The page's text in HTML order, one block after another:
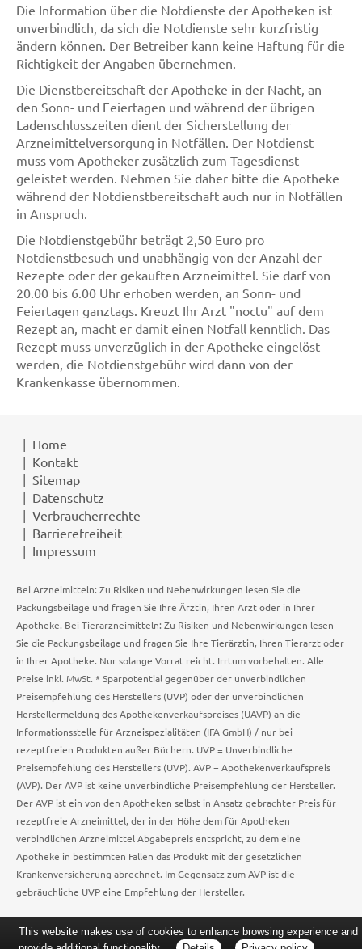
Die Information über die Notdienste der Apotheken ist
unverbindlich, da sich die Notdienste sehr kurzfristig
ändern können. Der Betreiber kann keine Haftung für die
Richtigkeit der Angaben übernehmen.
Die Dienstbereitschaft der Apotheke in der Nacht, an
den Sonn- und Feiertagen und während der übrigen
Ladenschlusszeiten dient der Sicherstellung der
Arzneimittelversorgung in Notfällen. Der Notdienst
muss vom Apotheker zusätzlich zum Tagesdienst
geleistet werden. Nehmen Sie daher bitte die Apotheke
während der Notdienstbereitschaft auch nur in Notfällen
in Anspruch.
Die Notdienstgebühr beträgt 2,50 Euro pro
Notdienstbesuch und unabhängig von der Anzahl der
Rezepte oder der gekauften Arzneimittel. Sie darf von
20.00 bis 6.00 Uhr erhoben werden, an Sonn- und
Feiertagen ganztags. Kreuzt Ihr Arzt "noctu" auf dem
Rezept an, macht er damit einen Notfall kenntlich. Das
Rezept muss unverzüglich in der Apotheke eingelöst
werden, die Notdienstgebühr wird dann von der
Krankenkasse übernommen.
Home
Kontakt
Sitemap
Datenschutz
Verbraucherrechte
Barrierefreiheit
Impressum
Bei Arzneimitteln: Zu Risiken und Nebenwirkungen lesen Sie die
Packungsbeilage und fragen Sie Ihre Ärztin, Ihren Arzt oder in Ihrer
Apotheke. Bei Tierarzneimitteln: Zu Risiken und Nebenwirkungen lesen
Sie die Packungsbeilage und fragen Sie Ihre Tierärztin, Ihren Tierarzt oder
in Ihrer Apotheke. Nur solange Vorrat reicht. Irrtum vorbehalten. Alle
Preise inkl. MwSt. * Sparpotential gegenüber der unverbindlichen
Preisempfehlung des Herstellers (UVP) oder der unverbindlichen
Herstellermeldung des Apothekenverkaufspreises (UAVP) an die
Informationsstelle für Arzneispezialitäten (IFA GmbH) / nur bei
rezeptfreien Produkten außer Büchern. UVP = Unverbindliche
Preisempfehlung des Herstellers (UVP). AVP = Apothekenverkaufspreis
(AVP). Der AVP ist keine unverbindliche Preisempfehlung der Hersteller.
Der AVP ist ein von den Apotheken selbst in Ansatz gebrachter Preis für
rezeptfreie Arzneimittel, der in der Höhe dem für Apotheken
verbindlichen Arzneimittel Abgabepreis entspricht, zu dem eine
Apotheke in bestimmten Fällen das Produkt mit der gesetzlichen
Krankenversicherung abrechnet. Im Gegensatz zum AVP ist die
gebräuchliche UVP eine Empfehlung der Hersteller.
This website makes use of cookies to enhance browsing experience and